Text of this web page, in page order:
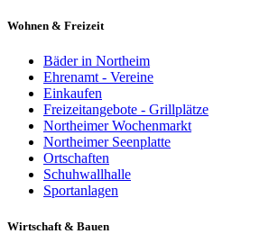
Wohnen & Freizeit
Bäder in Northeim
Ehrenamt - Vereine
Einkaufen
Freizeitangebote - Grillplätze
Northeimer Wochenmarkt
Northeimer Seenplatte
Ortschaften
Schuhwallhalle
Sportanlagen
Wirtschaft & Bauen